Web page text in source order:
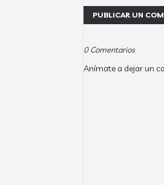
PUBLICAR UN
0 Comentarios
Anímate a dejar un